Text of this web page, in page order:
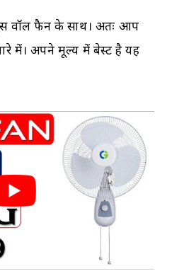
वॉल फैन के साथ। अतः आप
में। अपने मूल्य में बेस्ट है यह